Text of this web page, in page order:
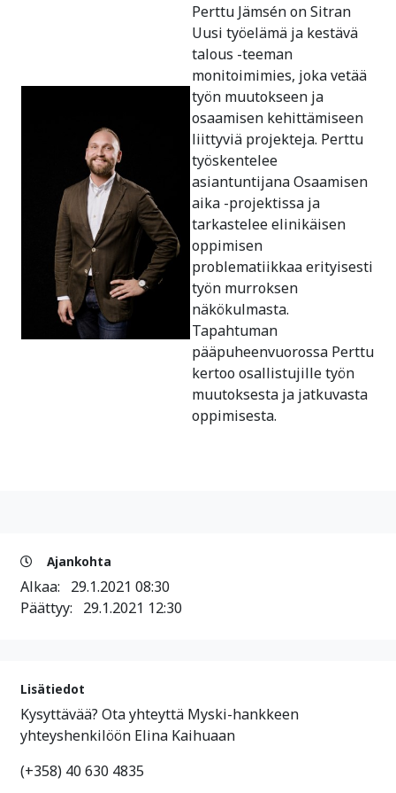
Perttu Jämsén on Sitran
Uusi työelämä ja kestävä
talous -teeman
monitoimimies, joka vetää
työn muutokseen ja
osaamisen kehittämiseen
liittyviä projekteja. Perttu
työskentelee
asiantuntijana Osaamisen
aika -projektissa ja
tarkastelee elinikäisen
oppimisen
problematiikkaa erityisesti
työn murroksen
näkökulmasta.
Tapahtuman
pääpuheenvuorossa Perttu
kertoo osallistujille työn
muutoksesta ja jatkuvasta
oppimisesta.
Ajankohta
Alkaa: 29.1.2021 08:30
Päättyy: 29.1.2021 12:30
Lisätiedot
Kysyttävää? Ota yhteyttä Myski-hankkeen
yhteyshenkilöön Elina Kaihuaan
(+358) 40 630 4835